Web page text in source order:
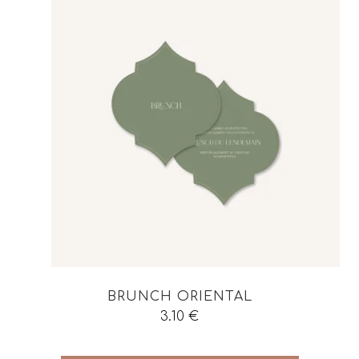
BRUNCH ORIENTAL
3.10 €